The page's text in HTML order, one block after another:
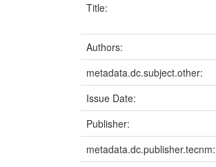
Title:
Authors:
metadata.dc.subject.other:
Issue Date:
Publisher:
metadata.dc.publisher.tecnm: